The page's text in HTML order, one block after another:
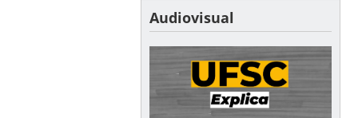
Audiovisual